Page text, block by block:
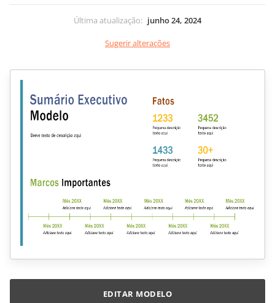
Última atualização: junho 24, 2024
Sugerir alterações
EDITAR MODELO